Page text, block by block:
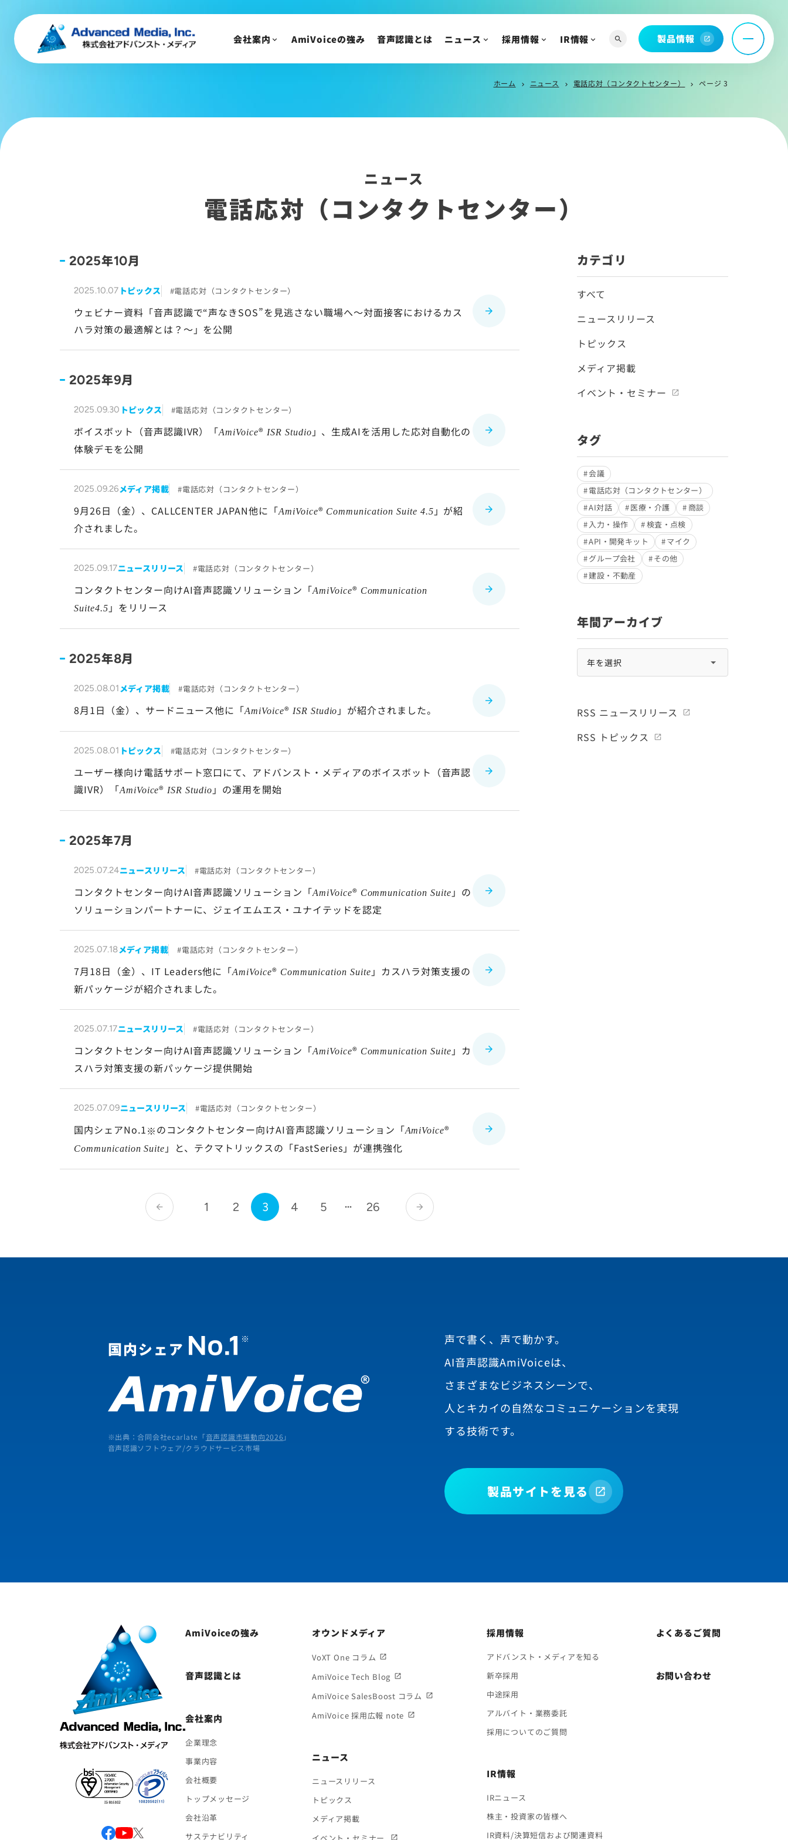
企業理念
事業内容
ニュース
ニュースリリース
IR情報
株価情報
IRについてのご質問
会社案内 AmiVoiceの強み 音声認識とは ニュース 採用情報 IR情報 search 製品情報 open_in_new
ホーム chevron_right ニュース chevron_right 電話応対（コンタクトセンター） chevron_right ページ 3
ニュース
電話応対（コンタクトセンター）
2025年10月
2025.10.07 トピックス 電話応対（コンタクトセンター）
ウェビナー資料「音声認識で“声なきSOS”を見逃さない職場へ～対面接客におけるカス
ハラ対策の最適解とは？～」を公開
2025年9月
2025.09.30 トピックス 電話応対（コンタクトセンター）
ボイスボット（音声認識IVR）「AmiVoice® ISR Studio 」、生成AIを活用した応対自動化の
体験デモを公開
2025.09.26メディア掲載 電話応対（コンタクトセンター）
9月26日（金）、CALLCENTER JAPAN他に「AmiVoice® Communication Suite 4.5 」が紹
介されました。
2025.09.17ニュースリリース 電話応対（コンタクトセンター）
コンタクトセンター向けAI音声認識ソリューション「AmiVoice® Communication
Suite4.5 」をリリース
2025年8月
2025.08.01メディア掲載 電話応対（コンタクトセンター）
8月1日（金）、サードニュース他に「AmiVoice® ISR Studio 」が紹介されました。
2025.08.01 トピックス 電話応対（コンタクトセンター）
ユーザー様向け電話サポート窓口にて、アドバンスト・メディアのボイスボット（音声認
識IVR）「AmiVoice®ISR Studio 」の運用を開始
2025年7月
2025.07.24ニュースリリース 電話応対（コンタクトセンター）
コンタクトセンター向けAI音声認識ソリューション「AmiVoice® Communication Suite 」の
ソリューションパートナーに、ジェイエムエス・ユナイテッドを認定
2025.07.18メディア掲載 電話応対（コンタクトセンター）
7月18日（金）、IT Leaders他に「AmiVoice® Communication Suite 」カスハラ対策支援の
新パッケージが紹介されました。
2025.07.17ニュースリリース 電話応対（コンタクトセンター）
コンタクトセンター向けAI音声認識ソリューション「AmiVoice® Communication Suite 」カ
スハラ対策支援の新パッケージ提供開始
2025.07.09ニュースリリース 電話応対（コンタクトセンター）
国内シェアNo.1※のコンタクトセンター向けAI音声認識ソリューション「AmiVoice®
Communication Suite 」と、テクマトリックスの「FastSeries」が連携強化
arrow_back 1 2 3 4 5 26 arrow_forward
カテゴリ
すべて
ニュースリリース
トピックス
メディア掲載
イベント・セミナー
タグ
会議
電話応対（コンタクトセンター）
AI対話
医療・介護
商談
入力・操作
検査・点検
API・開発キット
マイク
グループ会社
その他
建設・不動産
年間アーカイブ
RSS ニュースリリース
RSS トピックス
※出典：合同会社ecarlate「音声認識市場動向2026 」
音声認識ソフトウェア/クラウドサービス市場
声で書く、声で動かす。
AI音声認識AmiVoiceは、
さまざまなビジネスシーンで、
人とキカイの自然なコミュニケーションを実現
する技術です。
製品サイトを見る
AmiVoiceの強み
音声認識とは
会社案内
企業理念
事業内容
会社概要
トップメッセージ
会社沿革
サステナビリティ
オウンドメディア
VoXT One コラム
AmiVoice Tech Blog
AmiVoice SalesBoost コラム
AmiVoice 採用広報 note
ニュース
ニュースリリース
トピックス
メディア掲載
採用情報
アドバンスト・メディアを知る
新卒採用
中途採用
アルバイト・業務委託
採用についてのご質問
IR情報
IRニュース
株主・投資家の皆様へ
IR資料/決算短信および関連資料
よくあるご質問
お問い合わせ